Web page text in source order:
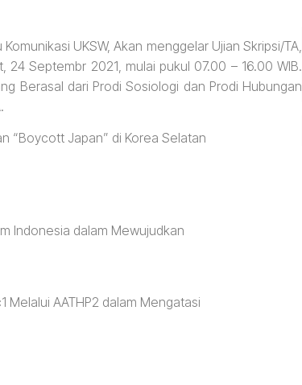
UKSW, Akan menggelar Ujian Skripsi/TA,
Septembr 2021, mulai pukul 07.00 – 16.00 WIB.
Berasal dari Prodi Sosiologi dan Prodi Hubungan
“Boycott Japan” di Korea Selatan
Indonesia dalam Mewujudkan
Melalui AATHP2 dalam Mengatasi